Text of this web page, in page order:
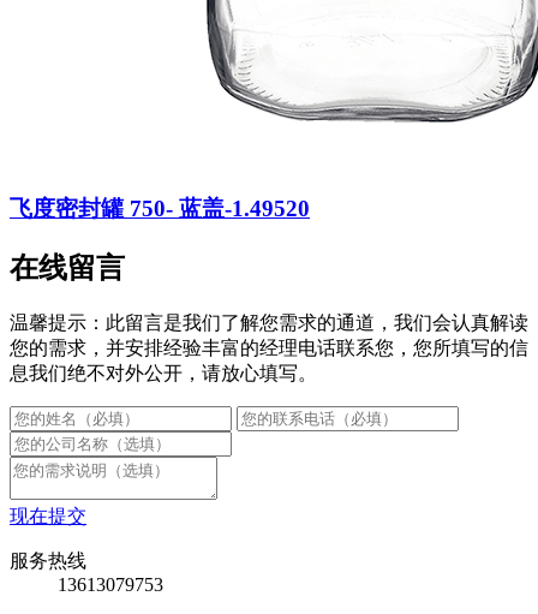
飞度密封罐 750- 蓝盖-1.49520
在线留言
温馨提示：此留言是我们了解您需求的通道，我们会认真解读
您的需求，并安排经验丰富的经理电话联系您，您所填写的信
息我们绝不对外公开，请放心填写。
现在提交
服务热线
13613079753